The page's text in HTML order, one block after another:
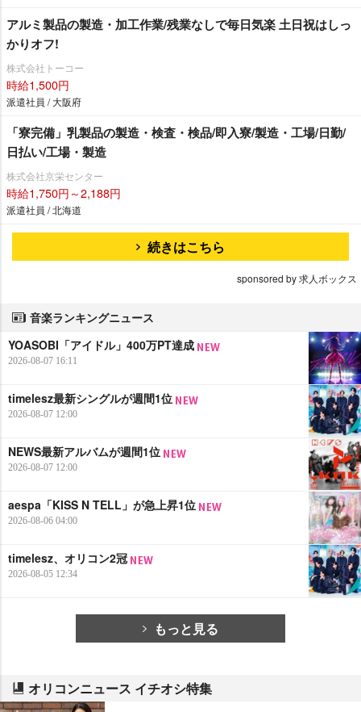
アルミ製品の製造・加工作業/残業なしで毎日気楽 土日祝はしっ
かりオフ!
株式会社トーコー
時給1,500円
派遣社員 / 大阪府
「寮完備」乳製品の製造・検査・検品/即入寮/製造・工場/日勤/
日払い/工場・製造
株式会社京栄センター
時給1,750円～2,188円
派遣社員 / 北海道
続きはこちら
sponsored by 求人ボックス
音楽ランキングニュース
YOASOBI「アイドル」400万PT達成
2026-08-07 16:11
timelesz最新シングルが週間1位
2026-08-07 12:00
NEWS最新アルバムが週間1位
2026-08-07 12:00
aespa「KISS N TELL」が急上昇1位
2026-08-06 04:00
timelesz、オリコン2冠
2026-08-05 12:34
もっと見る
オリコンニュース イチオシ特集